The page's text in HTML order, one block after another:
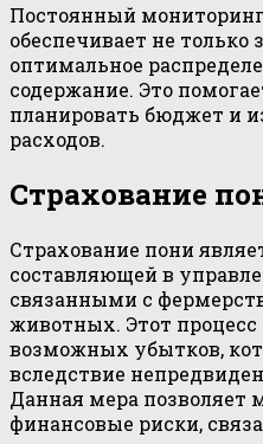
Постоянный
обеспечивает не
оптимальное
содержание. Это
планировать бюджет и
расходов.
Страхование
Страхование пони
составляющей в
связанными с
животных. Этот процесс
возможных убытков,
вследствие
Данная мера позволяет
финансовые риски,